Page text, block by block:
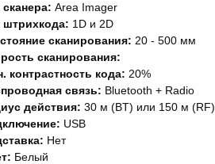
сканера: Area Imager
штрихкода: 1D и 2D
сканирования: 20 - 500 мм
сканирования:
контрастность кода: 20%
связь: Bluetooth + Radio
действия: 30 м (BT) или 150 м (RF)
USB
Нет
Белый